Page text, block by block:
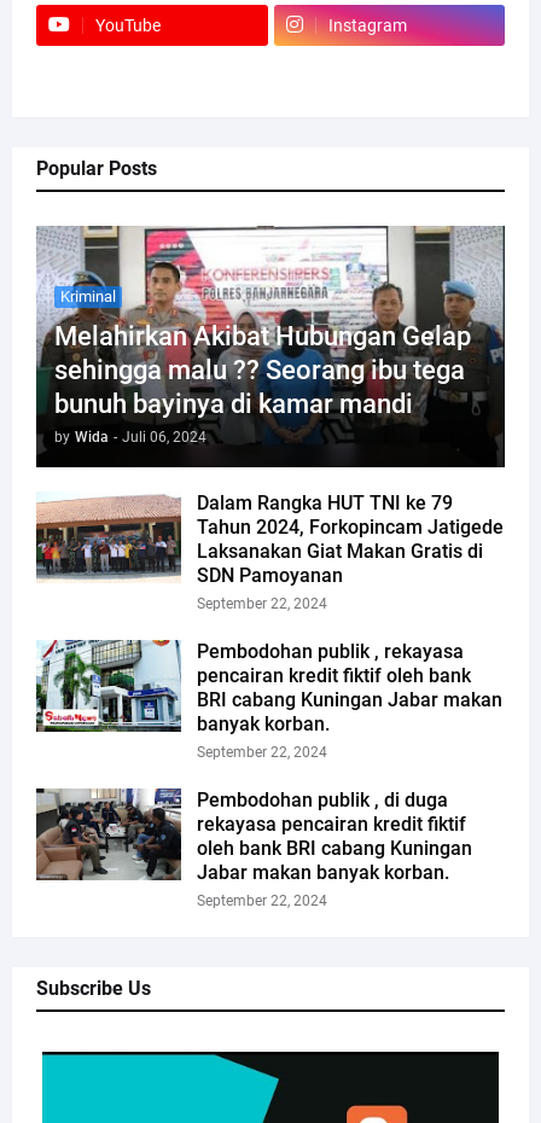
YouTube Instagram
Popular Posts
Kriminal
Melahirkan Akibat Hubungan Gelap
sehingga malu ?? Seorang ibu tega
bunuh bayinya di kamar mandi
by Wida - Juli 06, 2024
Dalam Rangka HUT TNI ke 79
Tahun 2024, Forkopincam Jatigede
Laksanakan Giat Makan Gratis di
SDN Pamoyanan
September 22, 2024
Pembodohan publik , rekayasa
pencairan kredit fiktif oleh bank
BRI cabang Kuningan Jabar makan
banyak korban.
September 22, 2024
Pembodohan publik , di duga
rekayasa pencairan kredit fiktif
oleh bank BRI cabang Kuningan
Jabar makan banyak korban.
September 22, 2024
Subscribe Us